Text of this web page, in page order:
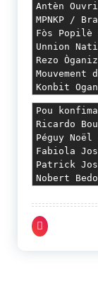
Antèn
MPNKP /
Fòs Popilè
Unnion
Rezo
Konbit
Pou
Ricardo
Péguy Noël
Fabiola
Patrick
Nobert